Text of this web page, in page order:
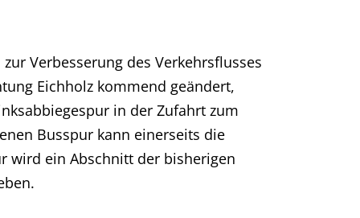
Verbesserung des Verkehrsflusses
Eichholz kommend geändert,
in der Zufahrt zum
Busspur kann einerseits die
wird ein Abschnitt der bisherigen